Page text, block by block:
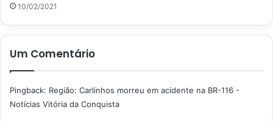
10/02/2021
Um Comentário
Pingback: Região: Carlinhos morreu em acidente na BR-116 -
Notícias Vitória da Conquista